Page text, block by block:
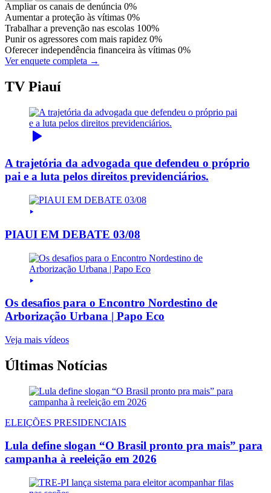
Ampliar os canais de denúncia 0%
Aumentar a proteção às vítimas 0%
Trabalhar a prevenção nas escolas 100%
Punir os agressores com mais rapidez 0%
Oferecer independência financeira às vítimas 0%
Ver enquete completa →
TV Piauí
A trajetória da advogada que defendeu o próprio
pai e a luta pelos direitos previdenciários.
PIAUI EM DEBATE 03/08
Os desafios para o Encontro Nordestino de
Arborização Urbana | Papo Eco
Veja mais vídeos
Últimas Notícias
ELEIÇÕES PRESIDENCIAIS
Lula define slogan “O Brasil pronto pra mais” para
campanha à reeleição em 2026